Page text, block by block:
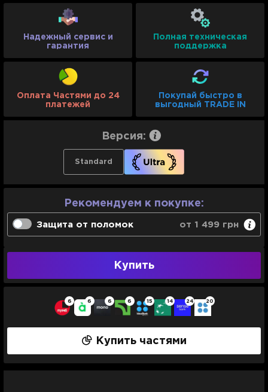
Надежный сервис и
гарантия
Полная техническая
поддержка
Оплата Частями до 24
платежей
Покупай быстро в
выгодный TRADE IN
Версия:
Standard
Рекомендуем к покупке:
Защита от поломок от 1 499 грн
Сервисное обслуживание
Полная техническая поддержка
1 год 1 499 грн
Купить
Купить частями
6 6 6 6 15 14 24 20